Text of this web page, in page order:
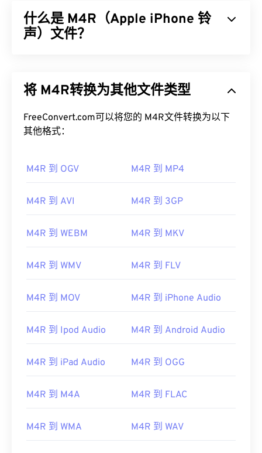
什么是 M4R（Apple iPhone 铃
声）文件？
秒。M4R 和 MPEG 4 音频 (M4A) 之间的唯一区别在
声而不是歌曲。
M4R文件是苹果公司为iPhone铃声部署的一种格
另外，Apple iOS
也是打开 M4R 文件的好选择。要
件，然后将其导入 iPhone 即可。
首次发行：
将 M4R转换为其他文件类型
FreeConvert.com可以将您的 M4R文件转换为以下
其他格式：
M4R 到 OGV M4R 到 MP4
M4R 到 AVI M4R 到 3GP
M4R 到 WEBM M4R 到 MKV
M4R 到 WMV M4R 到 FLV
M4R 到 MOV M4R 到 iPhone Audio
M4R 到 Ipod Audio M4R 到 Android Audio
M4R 到 iPad Audio M4R 到 OGG
M4R 到 M4A M4R 到 FLAC
M4R 到 WMA M4R 到 WAV